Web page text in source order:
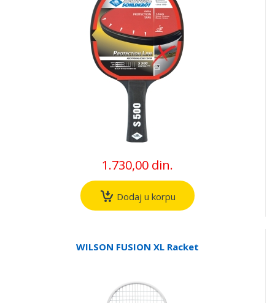
1.730,00 din.
Dodaj u korpu
WILSON FUSION XL Racket